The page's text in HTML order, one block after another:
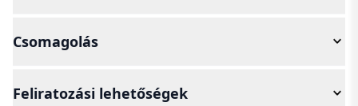
Csomagolás
Feliratozási lehetőségek